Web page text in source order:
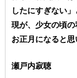
したにすぎない
現が、少女の頃の
お正月になると思
瀬戸内寂聴